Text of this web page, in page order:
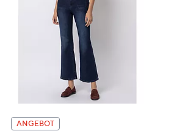
ANGEBOT